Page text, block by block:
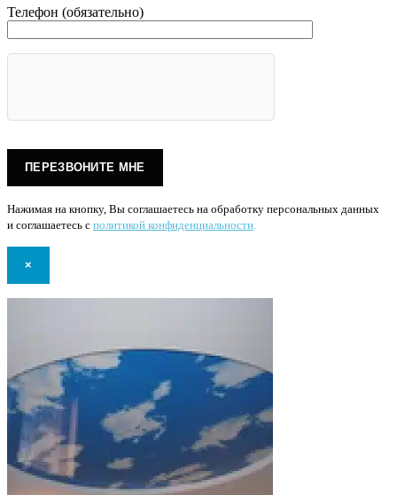
Телефон (обязательно)
Нажимая на кнопку, Вы соглашаетесь на обработку персональных данных
и соглашаетесь с политикой конфиденциальности
×